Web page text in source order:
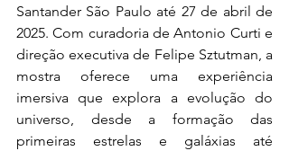
Santander São Paulo até 27 de abril de
2025. Com curadoria de Antonio Curti e
direção executiva de Felipe Sztutman, a
mostra oferece uma experiência
imersiva que explora a evolução do
universo, desde a formação das
primeiras estrelas e galáxias até